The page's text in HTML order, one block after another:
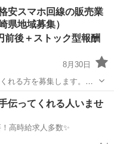
刻・欠勤等、勤務態度・
安スマホ回線の販売業
県地域募集）
前後＋ストック型報酬
8月30日
れる方を募集します。
で、気
伝ってくれる人いませ
/ 登録不要！高時給求人多数✨